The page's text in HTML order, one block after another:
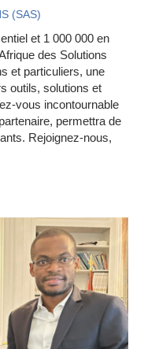
(SAS)
et 1 000 000 en
des Solutions
et particuliers, une
outils, solutions et
vous incontournable
permettra de
Rejoignez-nous,